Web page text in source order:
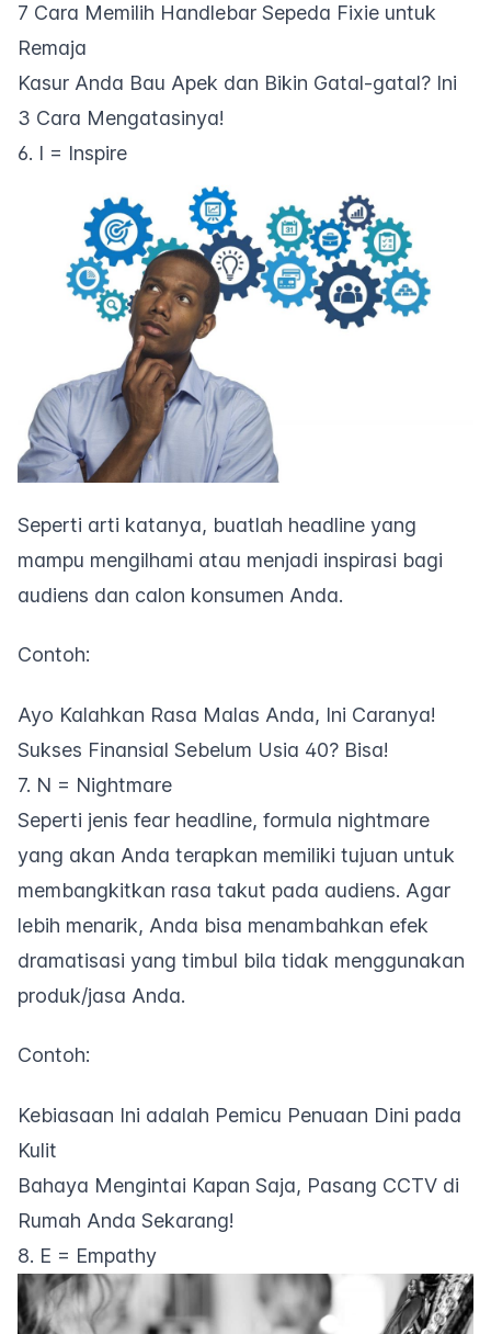
7 Cara Memilih Handlebar Sepeda Fixie untuk
Remaja
Kasur Anda Bau Apek dan Bikin Gatal-gatal? Ini
3 Cara Mengatasinya!
6. I = Inspire
Seperti arti katanya, buatlah headline yang
mampu mengilhami atau menjadi inspirasi bagi
audiens dan calon konsumen Anda.
Contoh:
Ayo Kalahkan Rasa Malas Anda, Ini Caranya!
Sukses Finansial Sebelum Usia 40? Bisa!
7. N = Nightmare
Seperti jenis fear headline, formula nightmare
yang akan Anda terapkan memiliki tujuan untuk
membangkitkan rasa takut pada audiens. Agar
lebih menarik, Anda bisa menambahkan efek
dramatisasi yang timbul bila tidak menggunakan
produk/jasa Anda.
Contoh:
Kebiasaan Ini adalah Pemicu Penuaan Dini pada
Kulit
Bahaya Mengintai Kapan Saja, Pasang CCTV di
Rumah Anda Sekarang!
8. E = Empathy